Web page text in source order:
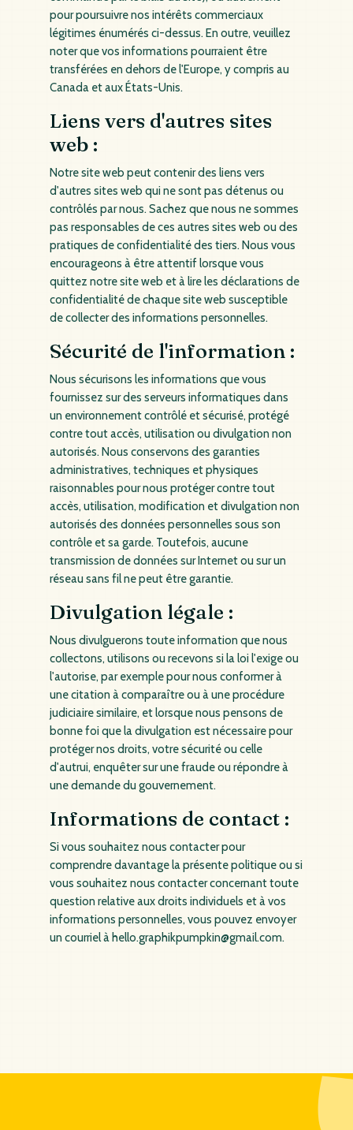
pour poursuivre nos intérêts commerciaux
légitimes énumérés ci-dessus. En outre, veuillez
noter que vos informations pourraient être
transférées en dehors de l'Europe, y compris au
Canada et aux États-Unis.
Liens vers d'autres sites
web :
Notre site web peut contenir des liens vers
d'autres sites web qui ne sont pas détenus ou
contrôlés par nous. Sachez que nous ne sommes
pas responsables de ces autres sites web ou des
pratiques de confidentialité des tiers. Nous vous
encourageons à être attentif lorsque vous
quittez notre site web et à lire les déclarations de
confidentialité de chaque site web susceptible
de collecter des informations personnelles.
Sécurité de l'information :
Nous sécurisons les informations que vous
fournissez sur des serveurs informatiques dans
un environnement contrôlé et sécurisé, protégé
contre tout accès, utilisation ou divulgation non
autorisés. Nous conservons des garanties
administratives, techniques et physiques
raisonnables pour nous protéger contre tout
accès, utilisation, modification et divulgation non
autorisés des données personnelles sous son
contrôle et sa garde. Toutefois, aucune
transmission de données sur Internet ou sur un
réseau sans fil ne peut être garantie.
Divulgation légale :
Nous divulguerons toute information que nous
collectons, utilisons ou recevons si la loi l'exige ou
l'autorise, par exemple pour nous conformer à
une citation à comparaître ou à une procédure
judiciaire similaire, et lorsque nous pensons de
bonne foi que la divulgation est nécessaire pour
protéger nos droits, votre sécurité ou celle
d'autrui, enquêter sur une fraude ou répondre à
une demande du gouvernement.
Informations de contact :
Si vous souhaitez nous contacter pour
comprendre davantage la présente politique ou si
vous souhaitez nous contacter concernant toute
question relative aux droits individuels et à vos
informations personnelles, vous pouvez envoyer
un courriel à hello.graphikpumpkin@gmail.com.